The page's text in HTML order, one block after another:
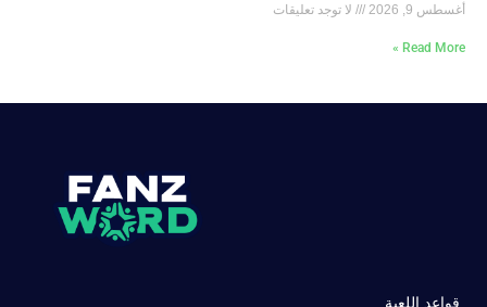
أغسطس 9, 2026 لا توجد تعليقات
Read More »
قواعد اللعبة